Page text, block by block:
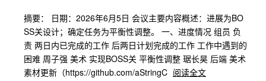
摘要： 日期：2026年6月5日 会议主要内容概述：进展为BO
SS关设计；确定任务为平衡性调整。 一、进度情况 组员 负
责 两日内已完成的工作 后两日计划完成的工作 工作中遇到的
困难 周子强 美术 实现BOSS关 平衡性调整 琚长昊 后端 美术
素材更新（https://github.com/aStringC 阅读全文